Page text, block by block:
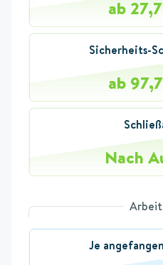
ab
Sicherheits-
ab
Nach
Je